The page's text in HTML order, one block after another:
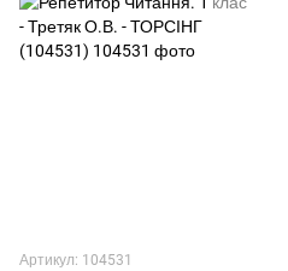
Артикул: 104531